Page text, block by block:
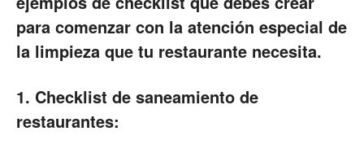
para comenzar con la atención especial de
la limpieza que tu restaurante necesita.
1. Checklist de saneamiento de
restaurantes: